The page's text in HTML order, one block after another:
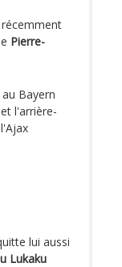
Pierre-
Bayern
et l'arrière-
lui aussi
Lukaku